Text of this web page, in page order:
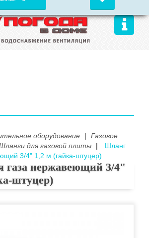
оборудование |
Газовое
для газовой плиты |
Шланг
3/4" 1,2 м (гайка-штуцер)
газа нержавеющий 3/4"
штуцер)